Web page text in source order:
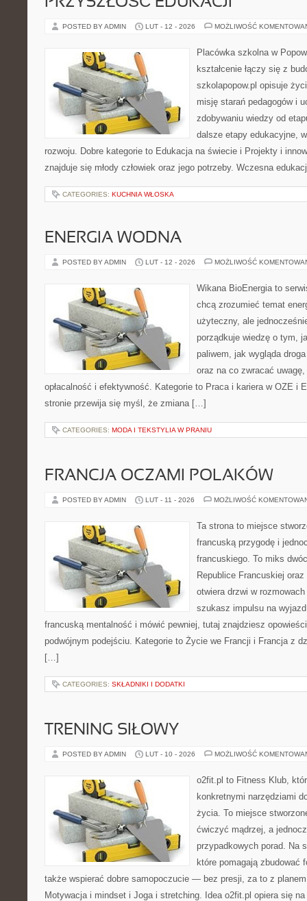
POSTED BY ADMIN LUT - 12 - 2026 MOŻLIWOŚĆ
Placówka szkolna w
kształcenie łączy się z
szkolapopow.pl opisuje
misję starań pedagogów i
zdobywaniu wiedzy od
dalsze etapy edukacyjne,
rozwoju. Dobre kategorie to Edukacja na świecie i Projekty i
znajduje się młody człowiek oraz jego potrzeby. Wczesna
CATEGORIES: KUCHNIA WŁOSKA
ENERGIA WODNA
POSTED BY ADMIN LUT - 12 - 2026 MOŻLIWOŚĆ
Wikana BioEnergia to
chcą zrozumieć temat
użyteczny, ale
porządkuje wiedzę o tym,
paliwem, jak wygląda
oraz na co zwracać
opłacalność i efektywność. Kategorie to Praca i kariera w OZE i
stronie przewija się myśl, że zmiana […]
CATEGORIES: MODA I TEKSTYLIA W PRANIU
FRANCJA OCZAMI POLAKÓW
POSTED BY ADMIN LUT - 11 - 2026 MOŻLIWOŚĆ
Ta strona to miejsce
francuską przygodę i
francuskiego. To miks
Republice Francuskiej
otwiera drzwi w
szukasz impulsu na
francuską mentalność i mówić pewniej, tutaj znajdziesz
podwójnym podejściu. Kategorie to Życie we Francji i Francja z
[…]
CATEGORIES: SKŁADNIKI I DODATKI
TRENING SIŁOWY
POSTED BY ADMIN LUT - 10 - 2026 MOŻLIWOŚĆ
o2fit.pl to Fitness Klub,
konkretnymi narzędziami
życia. To miejsce
ćwiczyć mądrzej, a
przypadkowych porad. Na
które pomagają zbudować
także wspierać dobre samopoczucie — bez presji, za to z
Motywacja i mindset i Joga i stretching. Idea o2fit.pl opiera się